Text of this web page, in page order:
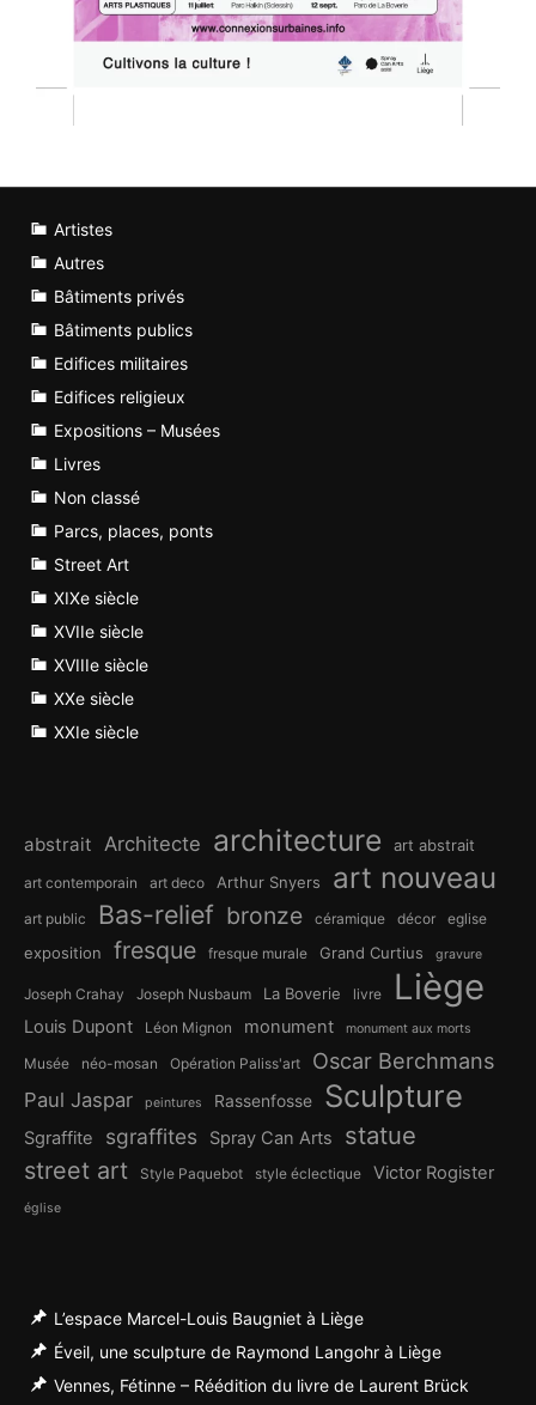
Artistes
Autres
Bâtiments privés
Bâtiments publics
Edifices militaires
Edifices religieux
Expositions – Musées
Livres
Non classé
Parcs, places, ponts
Street Art
XIXe siècle
XVIIe siècle
XVIIIe siècle
XXe siècle
XXIe siècle
abstrait Architecte architecture art abstrait
art contemporain art deco Arthur Snyers art nouveau
art public Bas-relief bronze céramique décor eglise
exposition fresque fresque murale Grand Curtius gravure
Joseph Crahay Joseph Nusbaum La Boverie livre Liège
Louis Dupont Léon Mignon monument monument aux morts
Musée néo-mosan Opération Paliss'art Oscar Berchmans
Paul Jaspar peintures Rassenfosse Sculpture
Sgraffite sgraffites Spray Can Arts statue
street art Style Paquebot style éclectique Victor Rogister
église
L’espace Marcel-Louis Baugniet à Liège
Éveil, une sculpture de Raymond Langohr à Liège
Vennes, Fétinne – Réédition du livre de Laurent Brück